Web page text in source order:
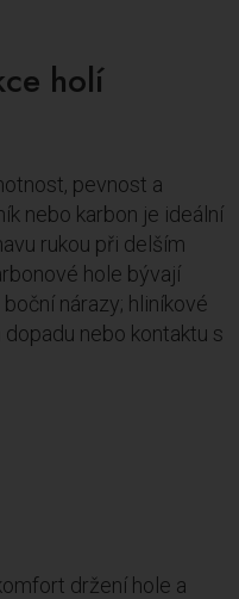
holí
pevnost a
nebo karbon je ideální
rukou při delším
hole bývají
nárazy; hliníkové
nebo kontaktu s
držení hole a